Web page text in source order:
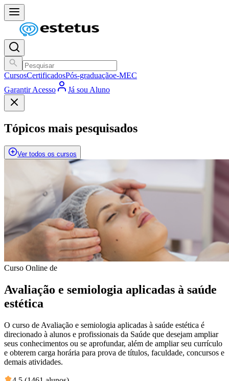
CursosCertificadosPós-graduaçãoe-MEC
Garantir Acesso
Já sou Aluno
Tópicos mais pesquisados
Ver todos os cursos
Curso Online de
Avaliação e semiologia aplicadas à saúde
estética
O curso de Avaliação e semiologia aplicadas à saúde estética é
direcionado à alunos e profissionais da Saúde que desejam ampliar
seus conhecimentos ou se aprofundar, além de ampliar seu currículo
e obterem carga horária para prova de títulos, faculdade, concursos e
demais atividades.